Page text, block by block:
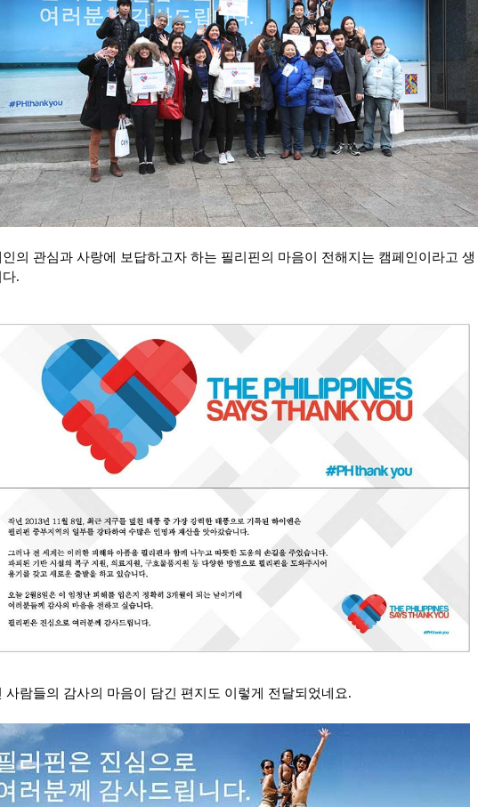
인의 관심과 사랑에 보답하고자 하는 필리핀의 마음이 전해지는 캠페인이라고 생
.
사람들의 감사의 마음이 담긴 편지도 이렇게 전달되었네요.